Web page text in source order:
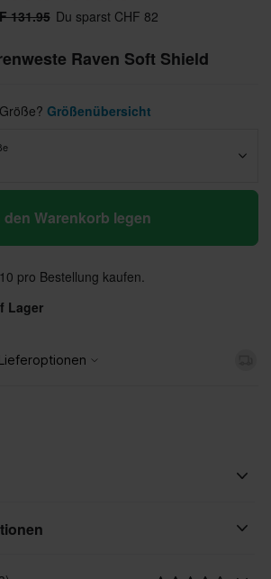
131.95 Du sparst CHF 82
Raven Soft Shield
Größenübersicht
den Warenkorb legen
pro Bestellung kaufen.
Lager
von Raven ist eine leichte Schutzweste mit
und extrem bequem. Ein